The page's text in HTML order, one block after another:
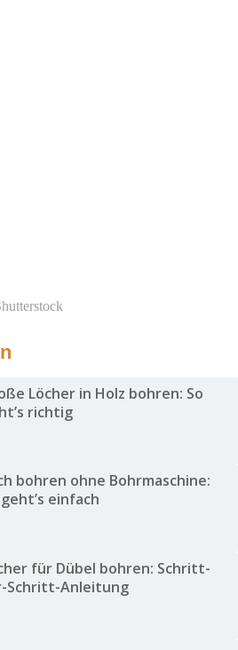
Löcher in Holz bohren: So
richtig
bohren ohne Bohrmaschine:
einfach
für Dübel bohren: Schritt-
Schritt-Anleitung